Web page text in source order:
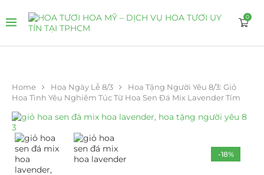
0
Home Hoa Ngày Lễ 8/3
Hoa Tặng Người Yêu 8/3: Giỏ
Hoa Tình Yêu Nghiêm Túc Từ Hoa Sen Đá Mix Lavender Tím
-18%